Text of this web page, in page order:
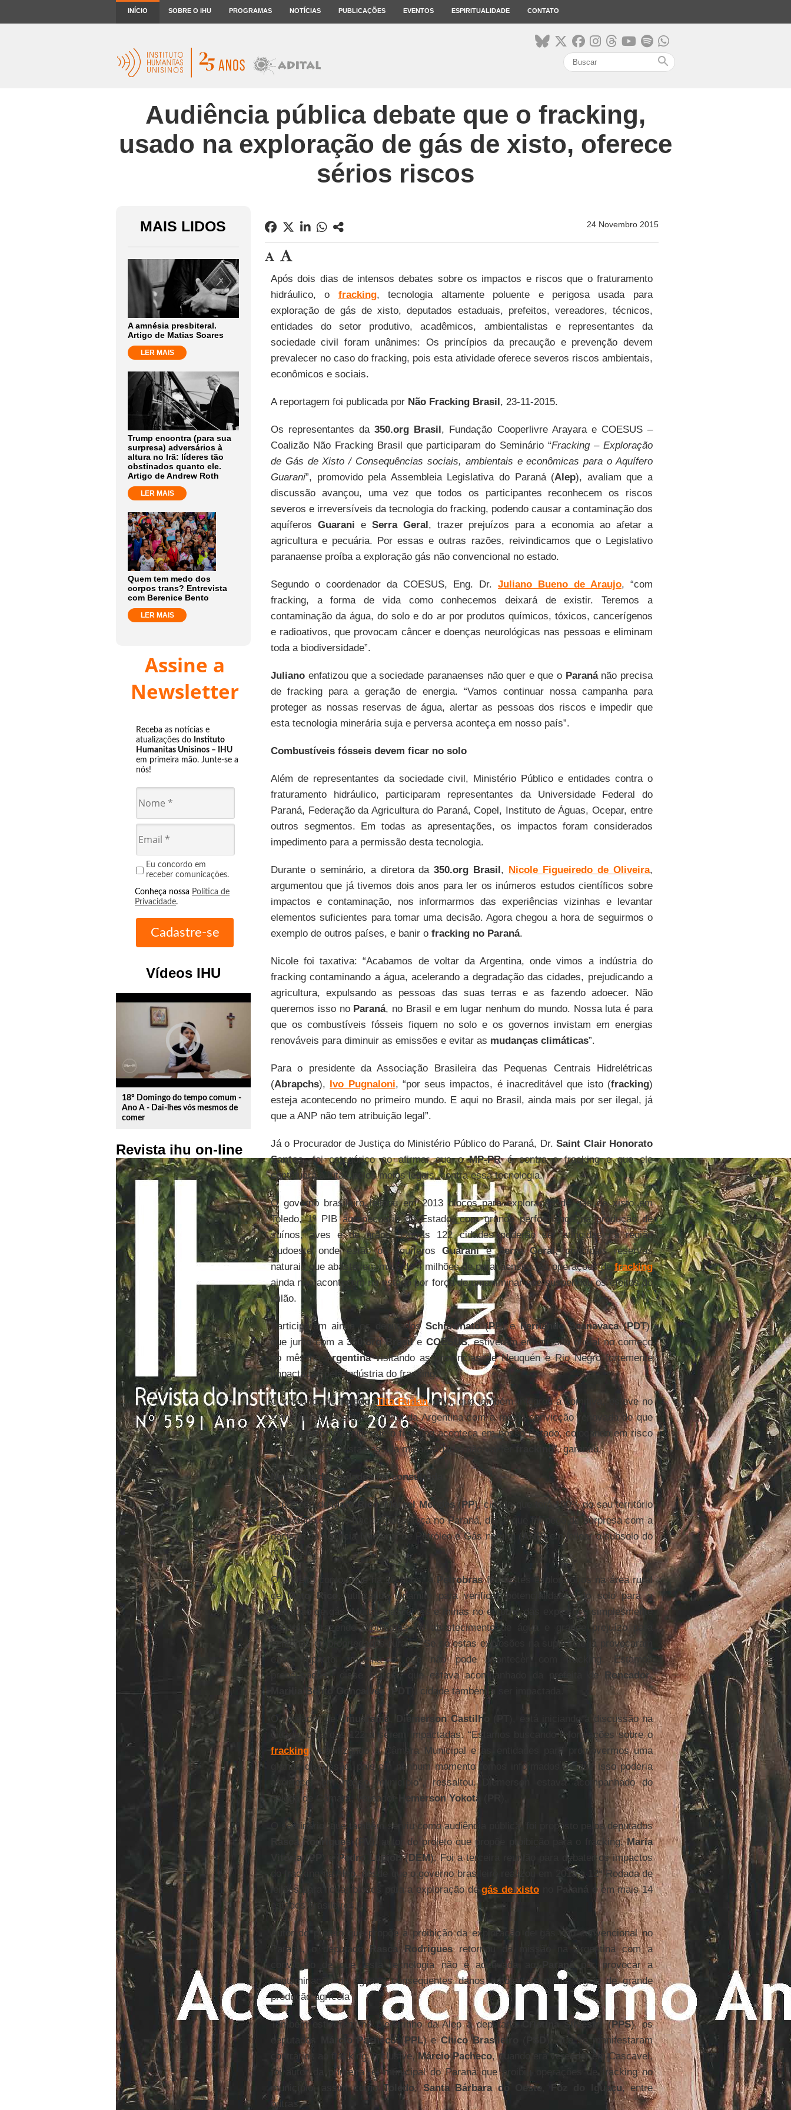
INÍCIO SOBRE O IHU PROGRAMAS NOTÍCIAS PUBLICAÇÕES EVENTOS ESPIRITUALIDADE CONTATO
search
Audiência pública debate que o fracking,
usado na exploração de gás de xisto, oferece
sérios riscos
MAIS LIDOS
A amnésia presbiteral.
Artigo de Matias Soares
LER MAIS
Trump encontra (para sua
surpresa) adversários à
altura no Irã: líderes tão
obstinados quanto ele.
Artigo de Andrew Roth
LER MAIS
Quem tem medo dos
corpos trans? Entrevista
com Berenice Bento
LER MAIS
Assine a
Newsletter
Receba as notícias e
atualizações do Instituto
Humanitas Unisinos – IHU
em primeira mão. Junte-se a
nós!
Eu concordo em
receber comunicações.
Conheça nossa Política de
Privacidade.
Vídeos IHU
play_circle_outline
18º Domingo do tempo comum -
Ano A - Dai-lhes vós mesmos de
comer
Revista ihu on-line
24 Novembro 2015
Após dois dias de intensos debates sobre os impactos e riscos que o fraturamento
hidráulico, o fracking, tecnologia altamente poluente e perigosa usada para
exploração de gás de xisto, deputados estaduais, prefeitos, vereadores, técnicos,
entidades do setor produtivo, acadêmicos, ambientalistas e representantes da
sociedade civil foram unânimes: Os princípios da precaução e prevenção devem
prevalecer no caso do fracking, pois esta atividade oferece severos riscos ambientais,
econômicos e sociais.
A reportagem foi publicada por Não Fracking Brasil, 23-11-2015.
Os representantes da350.org Brasil, Fundação Cooperlivre Arayara e COESUS –
Coalizão Não Fracking Brasil que participaram do Seminário “Fracking – Exploração
de Gás de Xisto / Consequências sociais, ambientais e econômicas para o Aquífero
Guarani”, promovido pela Assembleia Legislativa do Paraná (Alep), avaliam que a
discussão avançou, uma vez que todos os participantes reconhecem os riscos
severos e irreversíveis da tecnologia do fracking, podendo causar a contaminação dos
aquíferos Guarani e Serra Geral, trazer prejuízos para a economia ao afetar a
agricultura e pecuária. Por essas e outras razões, reivindicamos que o Legislativo
paranaense proíba a exploração gás não convencional no estado.
Segundo o coordenador da COESUS, Eng. Dr. Juliano Bueno de Araujo, “com
fracking, a forma de vida como conhecemos deixará de existir. Teremos a
contaminação da água, do solo e do ar por produtos químicos, tóxicos, cancerígenos
e radioativos, que provocam câncer e doenças neurológicas nas pessoas e eliminam
toda a biodiversidade”.
Julianoenfatizou que a sociedade paranaenses não quer e que o Paranánão precisa
de fracking para a geração de energia. “Vamos continuar nossa campanha para
proteger as nossas reservas de água, alertar as pessoas dos riscos e impedir que
esta tecnologia minerária suja e perversa aconteça em nosso país”.
Combustíveis fósseis devem ficar no solo
Além de representantes da sociedade civil, Ministério Público e entidades contra o
fraturamento hidráulico, participaram representantes da Universidade Federal do
Paraná, Federação da Agricultura do Paraná, Copel, Instituto de Águas, Ocepar, entre
outros segmentos. Em todas as apresentações, os impactos foram considerados
impedimento para a permissão desta tecnologia.
Durante o seminário, a diretora da350.org Brasil, Nicole Figueiredo de Oliveira,
argumentou que já tivemos dois anos para ler os inúmeros estudos científicos sobre
impactos e contaminação, nos informarmos das experiências vizinhas e levantar
elementos suficientes para tomar uma decisão. Agora chegou a hora de seguirmos o
exemplo de outros países, e banir o fracking no Paraná.
Nicole foi taxativa: “Acabamos de voltar da Argentina, onde vimos a indústria do
fracking contaminando a água, acelerando a degradação das cidades, prejudicando a
agricultura, expulsando as pessoas das suas terras e as fazendo adoecer. Não
queremos isso no Paraná, no Brasil e em lugar nenhum do mundo. Nossa luta é para
que os combustíveis fósseis fiquem no solo e os governos invistam em energias
renováveis para diminuir as emissões e evitar as mudanças climáticas”.
Para o presidente da Associação Brasileira das Pequenas Centrais Hidrelétricas
(Abrapchs), Ivo Pugnaloni, “por seus impactos, é inacreditável que isto (fracking)
esteja acontecendo no primeiro mundo. E aqui no Brasil, ainda mais por ser ilegal, já
que a ANP não tem atribuição legal”.
Já o Procurador de Justiça do Ministério Público do Paraná, Dr.Saint Clair Honorato
Santos, foi categórico ao afirmar que oMP-PRé contra o fracking e que ele
continuará a lutar, pelos meios legais, contra essa tecnologia.
O governo brasileiro leiloou em 2013 blocos para exploração de gás de xisto em
Toledo, 1º PIB agropecuário do Estado, com grande performance na produção de
suínos, aves e de grãos. Outras 122 cidades poderão ser atingidas na região
Sudoeste onde estão os aquíferosGuaranieSerra Geral, principais reservas
naturais que abastecem mais de 4 milhões de paranaenses. As operações defracking
ainda não acontecem no estado por força de uma liminar que suspendeu os efeitos do
leilão.
Participaram ainda os deputados Schiavinato(PP) eFernando Scanavaca(PDT),
que junto com a350.org Brasile COESUS, estiveram em missão oficial no começo
do mês na
Argentinavisitando as províncias de Neuquén e Rio Negro fortemente
impactadas pela indústria do fracking.
O vereador deToledo,Tita Furlan(PV), que também integrou a comitiva, esteve no
seminário em Curitiba. “Voltei da Argentina com a minha convicção renovada de que
não podemos permitir que o fracking aconteça em nosso Estado, colocando em risco
tudo o que conquistamos. Na minha cidade, não vai ter
fracking”, garantiu.
Nenhuma das cidades foi consultada
O prefeito deMato Rico,Marcel Mendes(PP), cidade que terá 100% do seu território
impactado caso o fracking aconteça no Paraná, disse que foi pego de surpresa com a
decisão da Agência Nacional de Petróleo e Gás natural (ANP) em leiloar o subsolo do
município.
O prefeito contou que há 12 anos, a Petrobrasfez testes exploratórios na área rural
deMato Rico
, utilizando dinamite para verificar potencialidades do solo para a
produção de gás. Muitas nascentes e minas no entorno das explosões simplesmente
secaram, trazendo problemas no abastecimento de água e grande prejuízo para
centenas de propriedades rurais. “Se só estas explosões na superfície já provocaram
esse impacto, imagina o que não pode acontecer com fracking. Estamos
preocupados”, disse Marcel, que estava acompanhado da prefeita de Roncador,
Marilia Bento Gonçalves( PDT ), cidade também a ser impactada.
O vereador de Umuarama Diemerson Castilho
), está iniciando a discussão na
cidade, uma das 122 a serem impactadas. “Estamos buscando informações sobre o
fracking, mobilizando a Câmara Municipal e as entidades para promovermos uma
grande discussão, pois em nenhum momento fomos informados de que isso poderia
acontecer em nosso município”, ressaltou. Diemerson estava acompanhado do
colega de Câmara, vereador
Hemerson Yokota
O seminário, que também serviu como audiência pública, foi proposto pelos deputados
Rasca Rodrigues
(PV ), autor do projeto que propõe proibição para o fracking,Maria
Vitória(PP ) e Pedro Lupion(DEM). Foi a terceira reunião para debater os impactos
do fracking na Alep, desde que o governo brasileiro realizou em 2013 a 12ª Rodada de
leilões para licitar blocos para a exploração degás de xistono Paraná
e em mais 14
estados brasileiros.
Autor do projeto que propõe a proibição da exploração de gás não convencional no
Paraná, o deputadoRasca Rodriguesretornou da missão na Argentina com a
convicção de que ‘esta tecnologia não é adequada ao
Paranápor provocar a
contaminação da água e consequentes danos ambientais numa região de grande
produção agrícola”.
Também estiveram no plenarinho da Alep a deputada Cristina Silvestri (PPS), os
deputados
Márcio Pacheco(PPL) eChico Brasileiro
), que se manifestaram
contrários ao fracking. Inclusive,Márcio Pacheco, quando era vereador em Cascavel,
foi autor da primeira lei municipal do Paraná que proibiu operações de fracking no
município, assim como Toledo,Santa Bárbara do Oeste Foz do Iguaçu, entre
outras.